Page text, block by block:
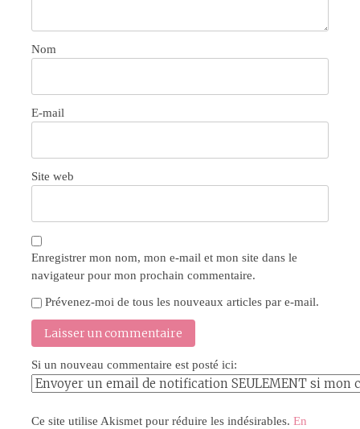
Nom
E-mail
Site web
Enregistrer mon nom, mon e-mail et mon site dans le
navigateur pour mon prochain commentaire.
Prévenez-moi de tous les nouveaux articles par e-mail.
Si un nouveau commentaire est posté ici:
Ce site utilise Akismet pour réduire les indésirables. En